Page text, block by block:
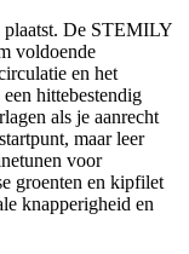
plaatst. De STEMILY
voldoende
en het
hittebestendig
als je aanrecht
maar leer
voor
groenten en kipfilet
knapperigheid en